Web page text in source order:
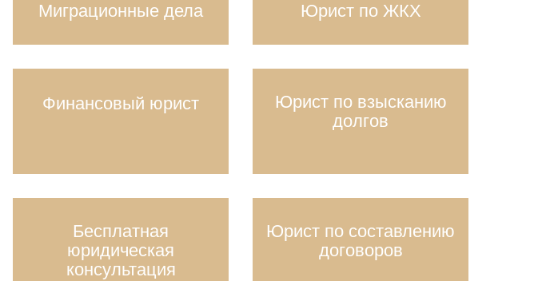
Миграционные дела Юрист по ЖКХ
Финансовый юрист
Юрист по взысканию
долгов
Бесплатная
юридическая
консультация
Юрист по составлению
договоров